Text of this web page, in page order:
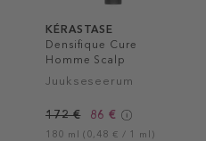
KÉRASTASE
Densifique Cure
Homme Scalp
Treatment
Juukseseerum
172 € 86 €
180 ml (0,48 € / 1 ml)